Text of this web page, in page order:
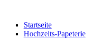
springenStartseite
Hochzeits-Papeterie